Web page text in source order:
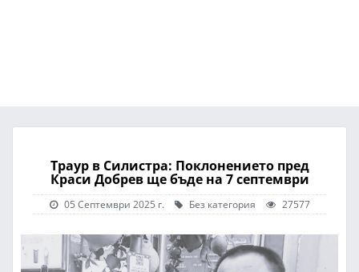
Траур в Силистра: Поклонението пред
Краси Добрев ще бъде на 7 септември
05 Септември 2025 г. Без категория 27577